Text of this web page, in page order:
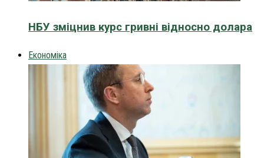
НБУ зміцнив курс гривні відносно долара
Економіка